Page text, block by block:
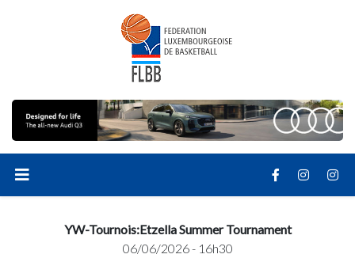
YW-Tournois:Etzella Summer Tournament
06/06/2026 - 16h30